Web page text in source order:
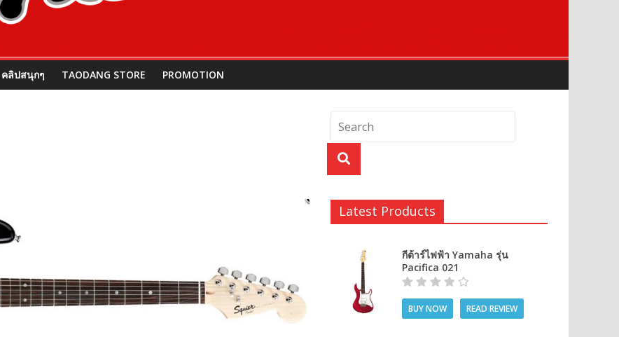
คลิปสนุกๆ TAODANG STORE PROMOTION
Latest Products
กีต้าร์ไฟฟ้า Yamaha รุ่น
Pacifica 021
BUY NOW READ REVIEW